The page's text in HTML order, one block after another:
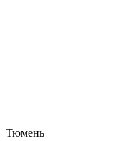
Тюмень